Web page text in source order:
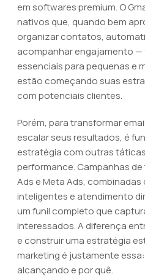
em softwares premium. O
nativos que, quando bem
organizar contatos,
acompanhar engajamento —
essenciais para pequenas e
estão começando suas
com potenciais clientes.
Porém, para transformar
escalar seus resultados, é
estratégia com outras
performance. Campanhas
Ads e Meta Ads,
inteligentes e atendimento
um funil completo que
interessados. A diferença
e construir uma estratégia
marketing é justamente
alcançando e por quê.